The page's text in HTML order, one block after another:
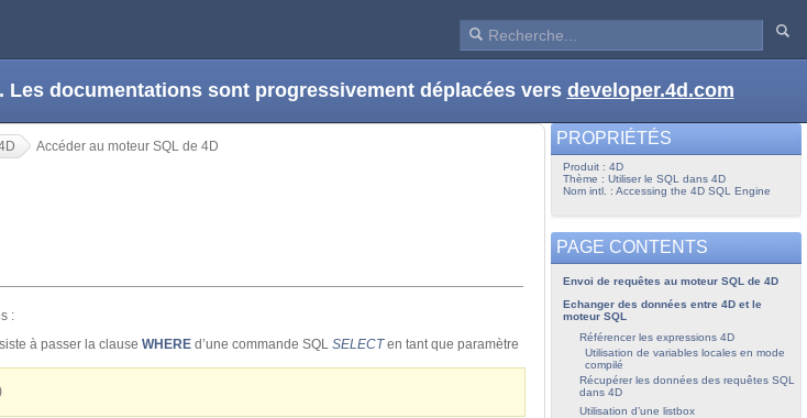
documentations sont progressivement déplacées vers developer.4d.com
Accéder au moteur SQL de 4D
:
à passer la clause WHERE d’une commande SQL SELECTen tant que paramètre
PROPRIÉTÉS
Produit : 4D
Thème : Utiliser le SQL dans 4D
Nom intl. : Accessing the 4D SQL Engine
PAGE CONTENTS
Envoi de requêtes au moteur SQL de 4D
Echanger des données entre 4D et le
moteur SQL
Référencer les expressions 4D
Utilisation de variables locales en mode
compilé
Récupérer les données des requêtes SQL
dans 4D
Utilisation d’une listbox